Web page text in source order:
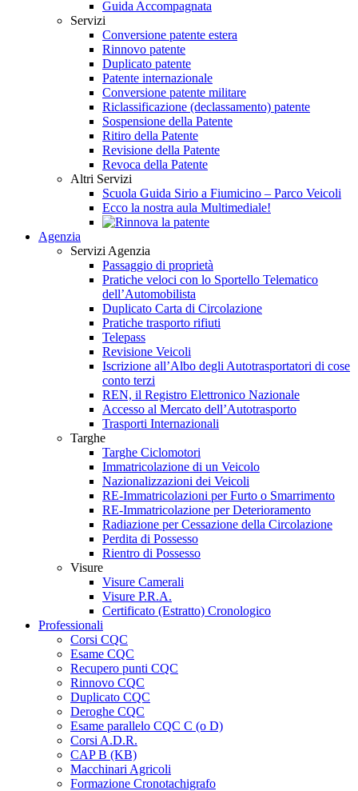
Guida Accompagnata
Servizi
Conversione patente estera
Rinnovo patente
Duplicato patente
Patente internazionale
Conversione patente militare
Riclassificazione (declassamento) patente
Sospensione della Patente
Ritiro della Patente
Revisione della Patente
Revoca della Patente
Altri Servizi
Scuola Guida Sirio a Fiumicino – Parco Veicoli
Ecco la nostra aula Multimediale!
Agenzia
Servizi Agenzia
Passaggio di proprietà
Pratiche veloci con lo Sportello Telematico
dell’Automobilista
Duplicato Carta di Circolazione
Pratiche trasporto rifiuti
Telepass
Revisione Veicoli
Iscrizione all’Albo degli Autotrasportatori di cose
conto terzi
REN, il Registro Elettronico Nazionale
Accesso al Mercato dell’Autotrasporto
Trasporti Internazionali
Targhe
Targhe Ciclomotori
Immatricolazione di un Veicolo
Nazionalizzazioni dei Veicoli
RE-Immatricolazioni per Furto o Smarrimento
RE-Immatricolazione per Deterioramento
Radiazione per Cessazione della Circolazione
Perdita di Possesso
Rientro di Possesso
Visure
Visure Camerali
Visure P.R.A.
Certificato (Estratto) Cronologico
Professionali
Corsi CQC
Esame CQC
Recupero punti CQC
Rinnovo CQC
Duplicato CQC
Deroghe CQC
Esame parallelo CQC C (o D)
Corsi A.D.R.
CAP B (KB)
Macchinari Agricoli
Formazione Cronotachigrafo